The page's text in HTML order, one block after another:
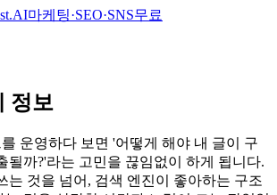
마케팅·SEO·SNS무료
정보
운영하다 보면 '어떻게 해야 내 글이 구
될까?'라는 고민을 끊임없이 하게 됩니다.
는 것을 넘어, 검색 엔진이 좋아하는 구조